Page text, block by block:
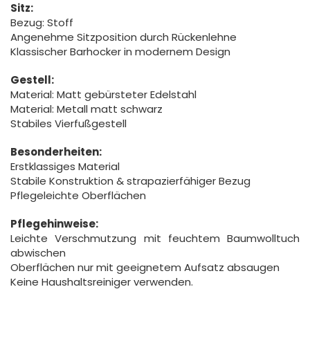
Sitz:
Bezug: Stoff
Angenehme Sitzposition durch Rückenlehne
Klassischer Barhocker in modernem Design
Gestell:
Material: Matt gebürsteter Edelstahl
Material: Metall matt schwarz
Stabiles Vierfußgestell
Besonderheiten:
Erstklassiges Material
Stabile Konstruktion & strapazierfähiger Bezug
Pflegeleichte Oberflächen
Pflegehinweise:
Leichte Verschmutzung mit feuchtem Baumwolltuch
abwischen
Oberflächen nur mit geeignetem Aufsatz absaugen
Keine Haushaltsreiniger verwenden.